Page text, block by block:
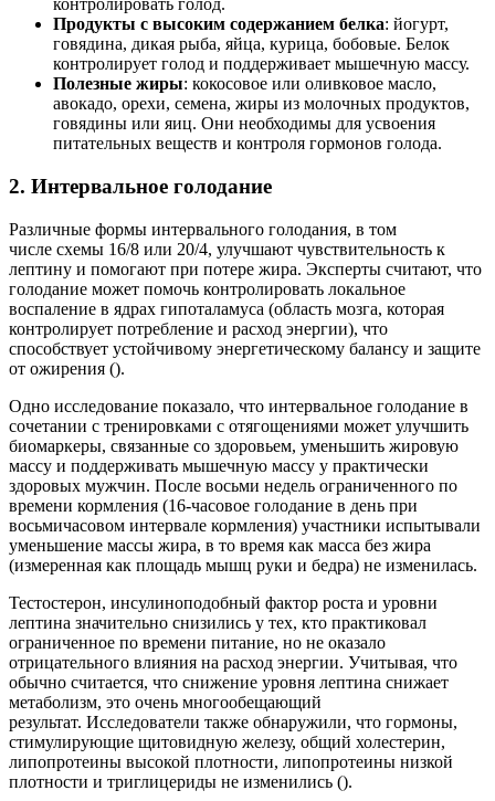
контролировать голод.
Продукты с высоким содержанием белка: йогурт,
говядина, дикая рыба, яйца, курица, бобовые. Белок
контролирует голод и поддерживает мышечную массу.
Полезные жиры: кокосовое или оливковое масло,
авокадо, орехи, семена, жиры из молочных продуктов,
говядины или яиц. Они необходимы для усвоения
питательных веществ и контроля гормонов голода.
2. Интервальное голодание
Различные формы интервального голодания, в том
числе схемы 16/8 или 20/4, улучшают чувствительность к
лептину и помогают при потере жира. Эксперты считают, что
голодание может помочь контролировать локальное
воспаление в ядрах гипоталамуса (область мозга, которая
контролирует потребление и расход энергии), что
способствует устойчивому энергетическому балансу и защите
от ожирения ().
Одно исследование показало, что интервальное голодание в
сочетании с тренировками с отягощениями может улучшить
биомаркеры, связанные со здоровьем, уменьшить жировую
массу и поддерживать мышечную массу у практически
здоровых мужчин. После восьми недель ограниченного по
времени кормления (16-часовое голодание в день при
восьмичасовом интервале кормления) участники испытывали
уменьшение массы жира, в то время как масса без жира
(измеренная как площадь мышц руки и бедра) не изменилась.
Тестостерон, инсулиноподобный фактор роста и уровни
лептина значительно снизились у тех, кто практиковал
ограниченное по времени питание, но не оказало
отрицательного влияния на расход энергии. Учитывая, что
обычно считается, что снижение уровня лептина снижает
метаболизм, это очень многообещающий
результат. Исследователи также обнаружили, что гормоны,
стимулирующие щитовидную железу, общий холестерин,
липопротеины высокой плотности, липопротеины низкой
плотности и триглицериды не изменились ().